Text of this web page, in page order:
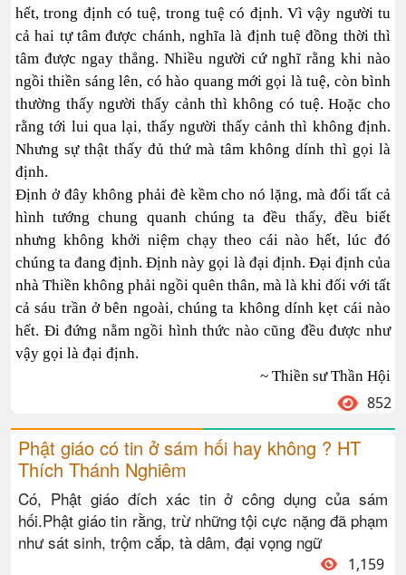
hết, trong định có tuệ, trong tuệ có định. Vì vậy người tu
cả hai tự tâm được chánh, nghĩa là định tuệ đồng thời thì
tâm được ngay thẳng. Nhiều người cứ nghĩ rằng khi nào
ngồi thiền sáng lên, có hào quang mới gọi là tuệ, còn bình
thường thấy người thấy cảnh thì không có tuệ. Hoặc cho
rằng tới lui qua lại, thấy người thấy cảnh thì không định.
Nhưng sự thật thấy đủ thứ mà tâm không dính thì gọi là
định.
Định ở đây không phải đè kềm cho nó lặng, mà đối tất cả
hình tướng chung quanh chúng ta đều thấy, đều biết
nhưng không khởi niệm chạy theo cái nào hết, lúc đó
chúng ta đang định. Định này gọi là đại định. Đại định của
nhà Thiền không phải ngồi quên thân, mà là khi đối với tất
cả sáu trần ở bên ngoài, chúng ta không dính kẹt cái nào
hết. Đi đứng nằm ngồi hình thức nào cũng đều được như
vậy gọi là đại định.
~ Thiền sư Thần Hội
852
Phật giáo có tin ở sám hối hay không ? HT
Thích Thánh Nghiêm
Có, Phật giáo đích xác tin ở công dụng của sám
hối.Phật giáo tin rằng, trừ những tội cực nặng đã phạm
như sát sinh, trộm cắp, tà dâm, đại vọng ngữ
1,159